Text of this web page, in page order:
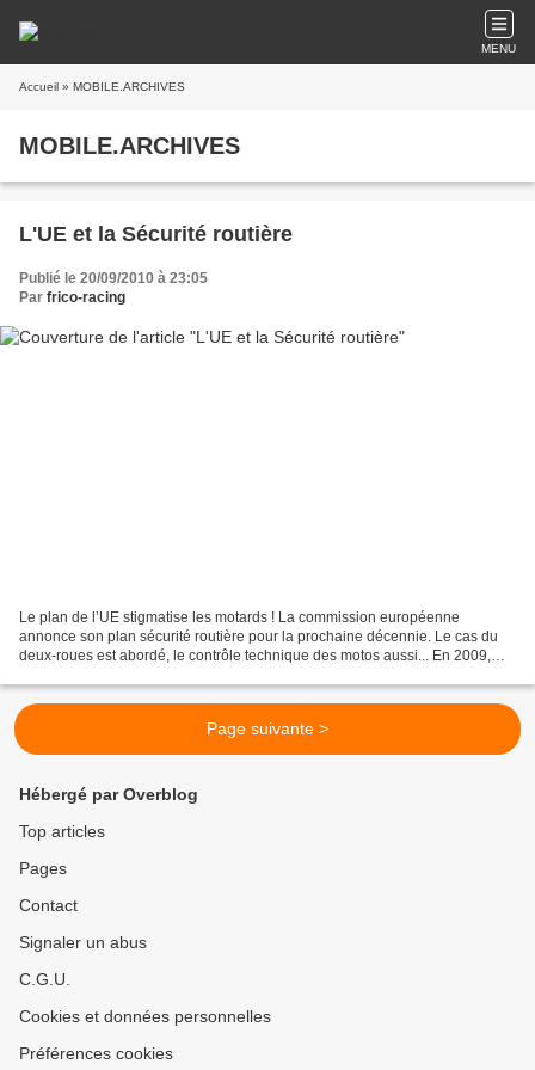
MENU
Accueil » MOBILE.ARCHIVES
MOBILE.ARCHIVES
L'UE et la Sécurité routière
Publié le 20/09/2010 à 23:05
Par frico-racing
Le plan de l’UE stigmatise les motards ! La commission européenne
annonce son plan sécurité routière pour la prochaine décennie. Le cas du
deux-roues est abordé, le contrôle technique des motos aussi... En 2009,
Page suivante >
Hébergé par Overblog
Top articles
Pages
Contact
Signaler un abus
C.G.U.
Cookies et données personnelles
Préférences cookies